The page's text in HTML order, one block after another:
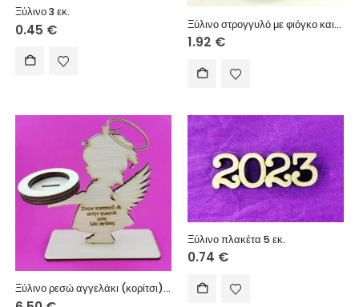
Ξύλινο 3 εκ.
0.45 € Ξύλινο στρογγυλό με φιόγκο και ευχές (Καλή Χρονιά γιαγιά) 10 εκ.
1.92 €
Ξύλινο ρεσώ αγγελάκι (κορίτσι) Στον παππού και στην γιαγιά μου Με αγάπη 15 εκ.
Ξύλινο πλακέτα 5 εκ.
0.74 €